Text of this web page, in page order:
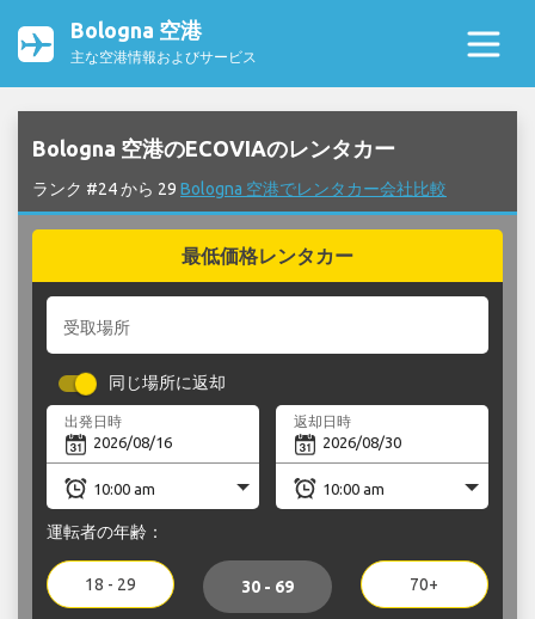
Bologna 空港
主な空港情報およびサービス
Bologna 空港のECOVIAのレンタカー
ランク #24 から 29 Bologna 空港でレンタカー会社比較
最低価格レンタカー
受取場所
同じ場所に返却
出発日時 返却日時
運転者の年齢：
18 - 29 30 - 69 70+